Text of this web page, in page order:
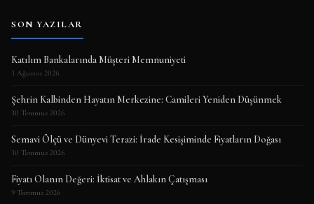
SON YAZILAR
Katılım Bankalarında Müşteri Memnuniyeti
3 Ağustos 2026
Şehrin Kalbinden Hayatın Merkezine: Camileri Yeniden Düşünmek
30 Temmuz 2026
Semavi Ölçü ve Dünyevi Terazi: İrade Kesişiminde Fiyatların Doğası
30 Temmuz 2026
Fiyatı Olanın Değeri: İktisat ve Ahlakın Çatışması
9 Temmuz 2026